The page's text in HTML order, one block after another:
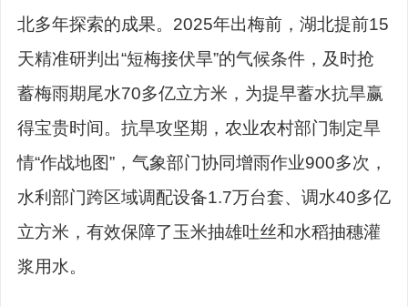
北多年探索的成果。2025年出梅前，湖北提前15
天精准研判出“短梅接伏旱”的气候条件，及时抢
蓄梅雨期尾水70多亿立方米，为提早蓄水抗旱赢
得宝贵时间。抗旱攻坚期，农业农村部门制定旱
情“作战地图”，气象部门协同增雨作业900多次，
水利部门跨区域调配设备1.7万台套、调水40多亿
立方米，有效保障了玉米抽雄吐丝和水稻抽穗灌
浆用水。